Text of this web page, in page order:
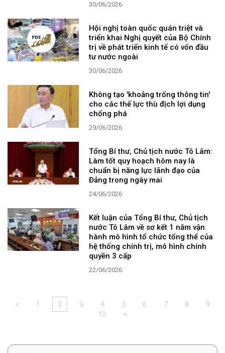
30/06/2026
Hội nghị toàn quốc quán triệt và
triển khai Nghị quyết của Bộ Chính
trị về phát triển kinh tế có vốn đầu
tư nước ngoài
30/06/2026
Không tạo 'khoảng trống thông tin'
cho các thế lực thù địch lợi dụng
chống phá
29/06/2026
Tổng Bí thư, Chủ tịch nước Tô Lâm:
Làm tốt quy hoạch hôm nay là
chuẩn bị năng lực lãnh đạo của
Đảng trong ngày mai
24/06/2026
Kết luận của Tổng Bí thư, Chủ tịch
nước Tô Lâm về sơ kết 1 năm vận
hành mô hình tổ chức tổng thể của
hệ thống chính trị, mô hình chính
quyền 3 cấp
22/06/2026
< 1 2 3 4 5 6 7 8
9
10
>